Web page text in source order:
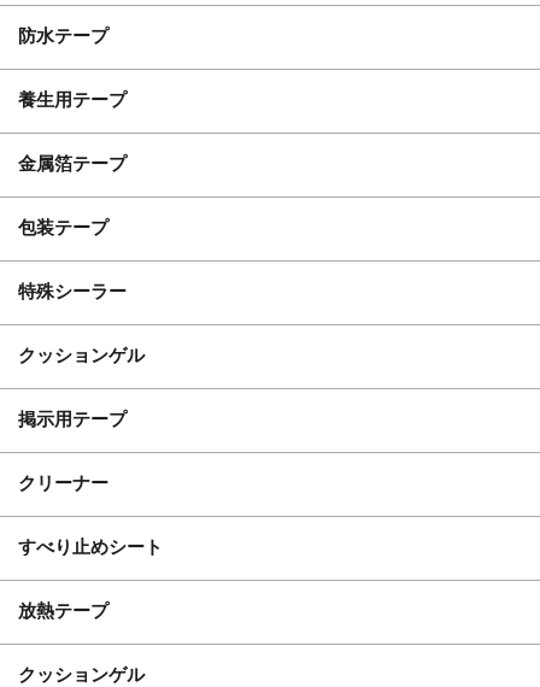
防水テープ
養生用テープ
金属箔テープ
包装テープ
特殊シーラー
クッションゲル
掲示用テープ
クリーナー
すべり止めシート
放熱テープ
クッションゲル